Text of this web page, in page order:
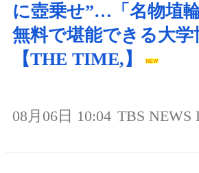
に壺乗せ”…「名物埴
無料で堪能できる大学
【THE TIME,】
08月06日 10:04 TBS NEWS